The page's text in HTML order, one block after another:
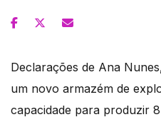
Declarações de Ana
um novo armazém de
capacidade para produzir